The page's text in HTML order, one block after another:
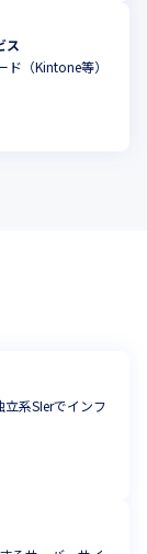
ス
ド（Kintone等）
系SIerでインフ